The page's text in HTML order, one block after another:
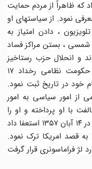
ظاهراً از مردم حمایت
نمود. از سیاستهای او
، دادن امتیاز به
، بستن مراکز فساد
و انحلال حزب رستاخیز
اشاره نمود. شریف‌امامی با برقراری حکومت نظامی رخداد ۱۷
در تاریخ ثبت نمود.
از امور سیاسی به امور
با او پرداخته و او را
وادار به کناره گیری نمودند و سر انجام در ۱۴ آبان ۱۳۵۷ استعفا داد
قصد امریکا ترک نمود.
فراماسونری قرار گرفت